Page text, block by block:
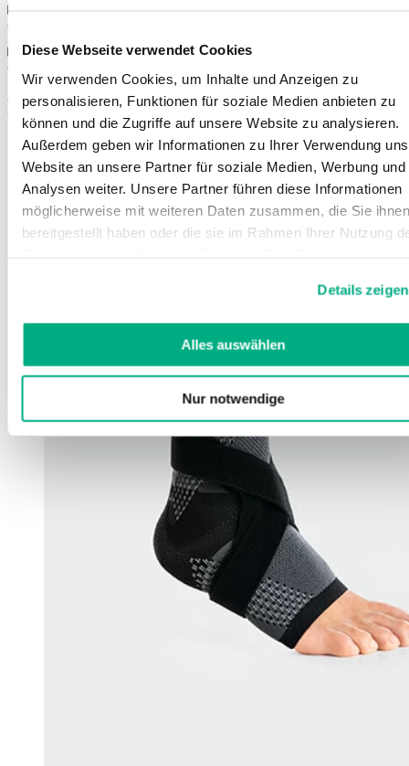
Diese Webseite verwendet Cookies
Wir verwenden Cookies, um Inhalte und Anzeigen zu
personalisieren, Funktionen für soziale Medien anbieten zu
können und die Zugriffe auf unsere Website zu analysieren.
Außerdem geben wir Informationen zu Ihrer Verwendung
Website an unsere Partner für soziale Medien, Werbung und
Analysen weiter. Unsere Partner führen diese Informationen
möglicherweise mit weiteren Daten zusammen, die Sie ihnen
bereitgestellt haben oder die sie im Rahmen Ihrer Nutzung
unsererDatenschutzerklärungundImpressum.
Details zeigen
Alles auswählen
Nur notwendige
Größen
Gebrauchsanweisung
Das könnte Sie auch interessieren